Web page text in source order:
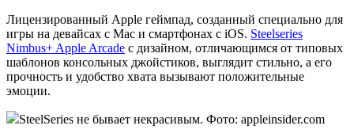
Лицензированный Apple геймпад, созданный специально для
игры на девайсах с Mac и смартфонах с iOS. Steelseries
Nimbus+ Apple Arcade с дизайном, отличающимся от типовых
шаблонов консольных джойстиков, выглядит стильно, а его
прочность и удобство хвата вызывают положительные
эмоции.
SteelSeries не бывает некрасивым. Фото: appleinsider.com